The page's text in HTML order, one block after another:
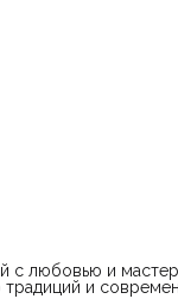
произведение
стола или
с любовью и
и